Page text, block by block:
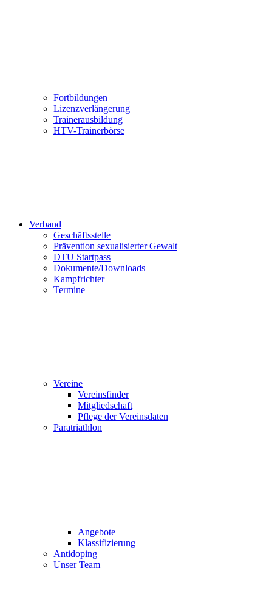
Fortbildungen
Lizenzverlängerung
Trainerausbildung
HTV-Trainerbörse
Verband
Geschäftsstelle
Prävention sexualisierter Gewalt
DTU Startpass
Dokumente/Downloads
Kampfrichter
Termine
Vereine
Vereinsfinder
Mitgliedschaft
Pflege der Vereinsdaten
Paratriathlon
Angebote
Klassifizierung
Antidoping
Unser Team